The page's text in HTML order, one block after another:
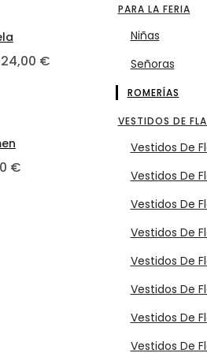
elegir en la página de
variantes. Las opciones se
196,00 € hasta 312,00 €
Este producto tiene
€Rango de precios:
elegir en la página de
variantes. Las opciones se
255,00 € hasta 326,00 €
Este producto tiene
€
PARA LA FERIA
Niñas
Señoras
ROMERÍAS
VESTIDOS DE
Vestidos De
Vestidos De
Vestidos De
Vestidos De
Vestidos De
Vestidos De
Vestidos De
Vestidos De